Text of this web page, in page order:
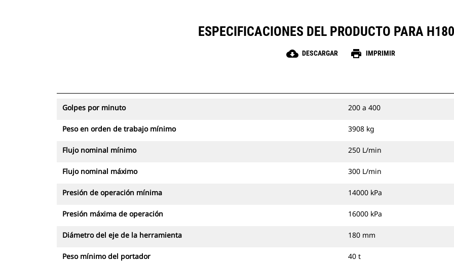
ESPECIFICACIONES DEL PRODUCTO PARA
cloud_download DESCARGAR print IMPRIMIR
Golpes por minuto 200 a 400
Peso en orden de trabajo mínimo 3908 kg
Flujo nominal mínimo 250 L/min
Flujo nominal máximo 300 L/min
Presión de operación mínima 14000 kPa
Presión máxima de operación 16000 kPa
Diámetro del eje de la herramienta 180 mm
Peso mínimo del portador 40 t